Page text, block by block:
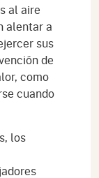
al aire
alentar a
sus
de
como
cuando
los